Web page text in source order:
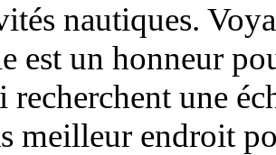
nautiques.
est un honneur
recherchent une
meilleur endroit